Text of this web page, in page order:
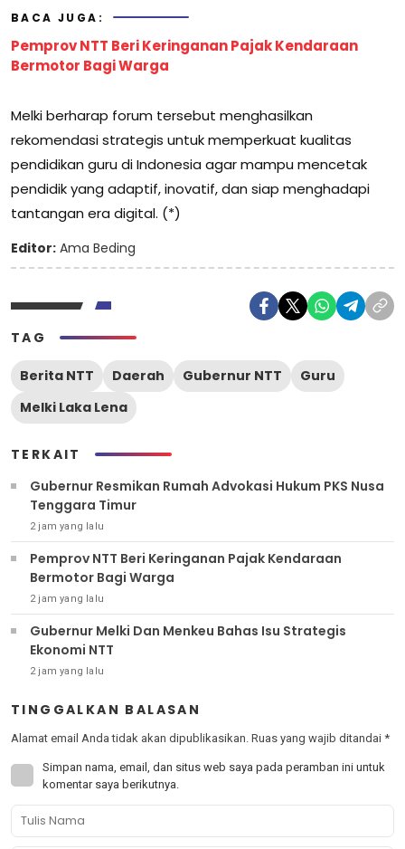
BACA JUGA:
Pemprov NTT Beri Keringanan Pajak Kendaraan
Bermotor Bagi Warga
Melki berharap forum tersebut menghasilkan
rekomendasi strategis untuk memperkuat kualitas
pendidikan guru di Indonesia agar mampu mencetak
pendidik yang adaptif, inovatif, dan siap menghadapi
tantangan era digital. (*)
Editor: Ama Beding
TAG
Berita NTT Daerah Gubernur NTT
Guru
Melki Laka Lena
TERKAIT
Gubernur Resmikan Rumah Advokasi Hukum PKS Nusa
Tenggara Timur
2 jam yang lalu
Pemprov NTT Beri Keringanan Pajak Kendaraan
Bermotor Bagi Warga
2 jam yang lalu
Gubernur Melki Dan Menkeu Bahas Isu Strategis
Ekonomi NTT
2 jam yang lalu
TINGGALKAN BALASAN
Alamat email Anda tidak akan dipublikasikan. Ruas yang wajib ditandai *
Simpan nama, email, dan situs web saya pada peramban ini untuk
komentar saya berikutnya.